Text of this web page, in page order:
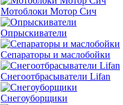
Мотоблоки Мотор Сич
Опрыскиватели
Сепараторы и маслобойки
Снегоотбрасыватели Lifan
Снегоуборщики